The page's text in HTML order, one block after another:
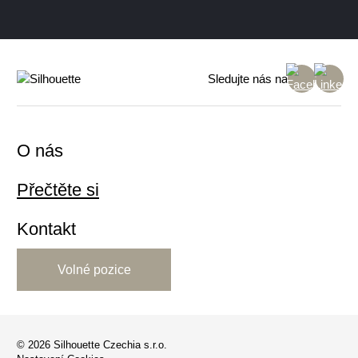
Sledujte nás na
O nás
Přečtěte si
Kontakt
Volné pozice
© 2026 Silhouette Czechia s.r.o.